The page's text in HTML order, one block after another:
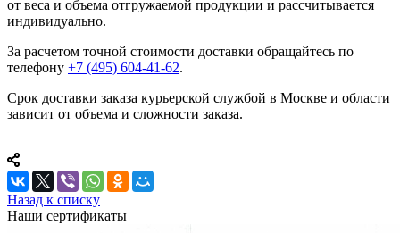
от веса и объема отгружаемой продукции и рассчитывается
индивидуально.
За расчетом точной стоимости доставки обращайтесь по
телефону +7 (495) 604-41-62.
Срок доставки заказа курьерской службой в Москве и области
зависит от объема и сложности заказа.
Назад к списку
Наши сертификаты